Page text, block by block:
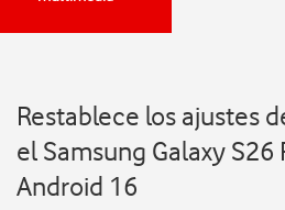
Restablece los ajustes
el Samsung Galaxy S26
Android 16